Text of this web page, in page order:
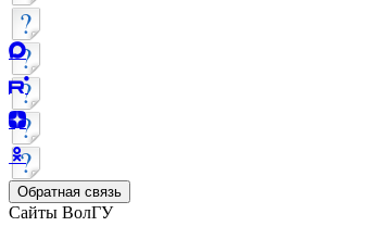
Обратная связь
Сайты ВолГУ